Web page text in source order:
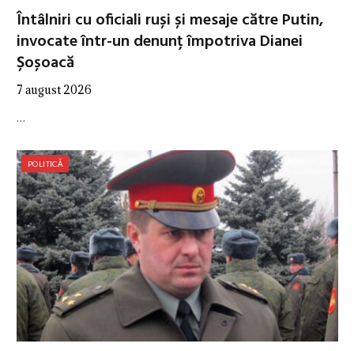
Întâlniri cu oficiali ruși și mesaje către Putin,
invocate într-un denunț împotriva Dianei
Șoșoacă
7 august 2026
…
POLITICĂ